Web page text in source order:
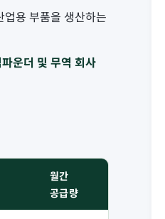
용 부품을 생산하는
운더 및 무역 회사
월간
공급량